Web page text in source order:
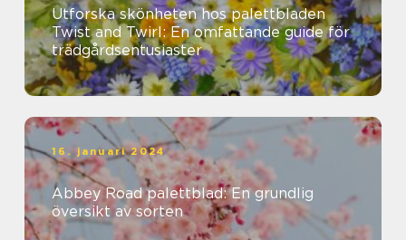
Utforska skönheten hos palettbladen
Twist and Twirl: En omfattande guide för
trädgårdsentusiaster
16. januari 2024
Abbey Road palettblad: En grundlig
översikt av sorten